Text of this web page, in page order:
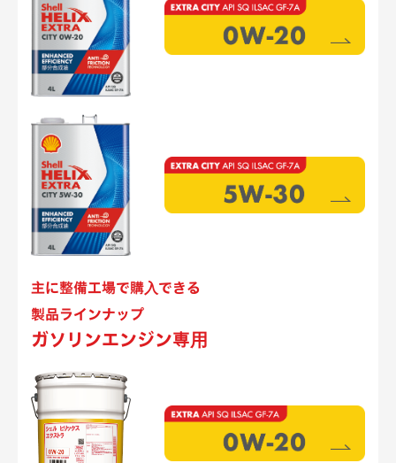
主に整備工場で購⼊できる
製品ラインナップ
ガソリンエンジン専⽤